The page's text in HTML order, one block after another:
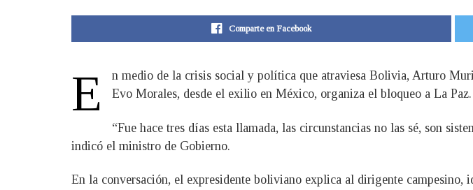
Comparte en Facebook
E
n medio de la crisis social y política que atraviesa Bolivia, Arturo
Evo Morales, desde el exilio en México, organiza el bloqueo a La Paz.
“Fue hace tres días esta llamada, las circunstancias no las sé, son
indicó el ministro de Gobierno.
En la conversación, el expresidente boliviano explica al dirigente